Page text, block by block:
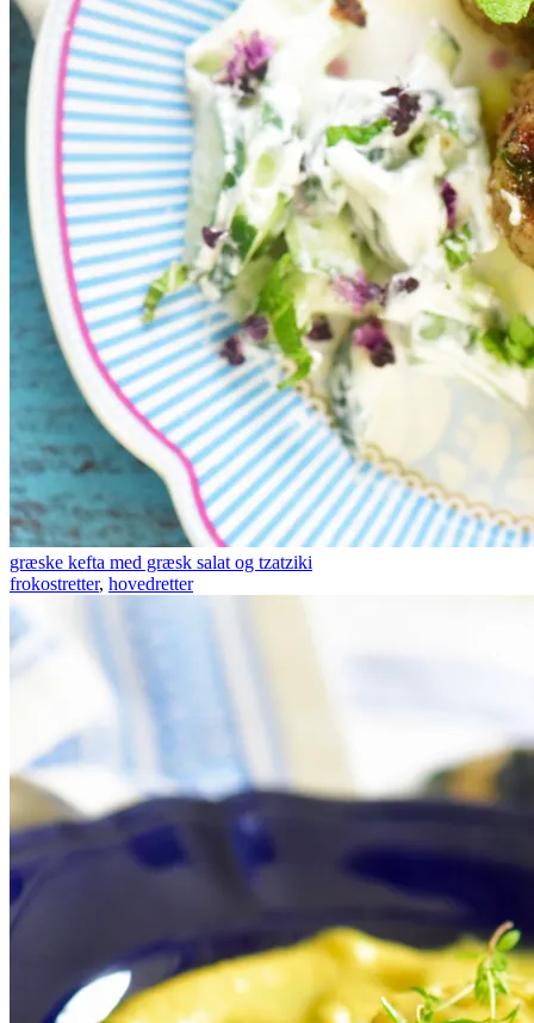
græske kefta med græsk salat og tzatziki
frokostretter, hovedretter